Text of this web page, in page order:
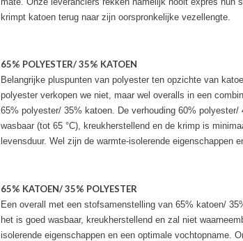
krimpt katoen terug naar zijn oorspronkelijke vezellengte.
65% POLYESTER/ 35% KATOEN
Belangrijke pluspunten van polyester ten opzichte van
polyester verkopen we niet, maar wel overalls in een
65% polyester/ 35% katoen. De verhouding 60%
wasbaar (tot 65 °C), kreukherstellend en de krimp is
levensduur. Wel zijn de warmte-isolerende eigenschappen
65% KATOEN/ 35% POLYESTER
Een overall met een stofsamenstelling van 65% katoen/
het is goed wasbaar, kreukherstellend en zal niet
isolerende eigenschappen en een optimale vochtopname.